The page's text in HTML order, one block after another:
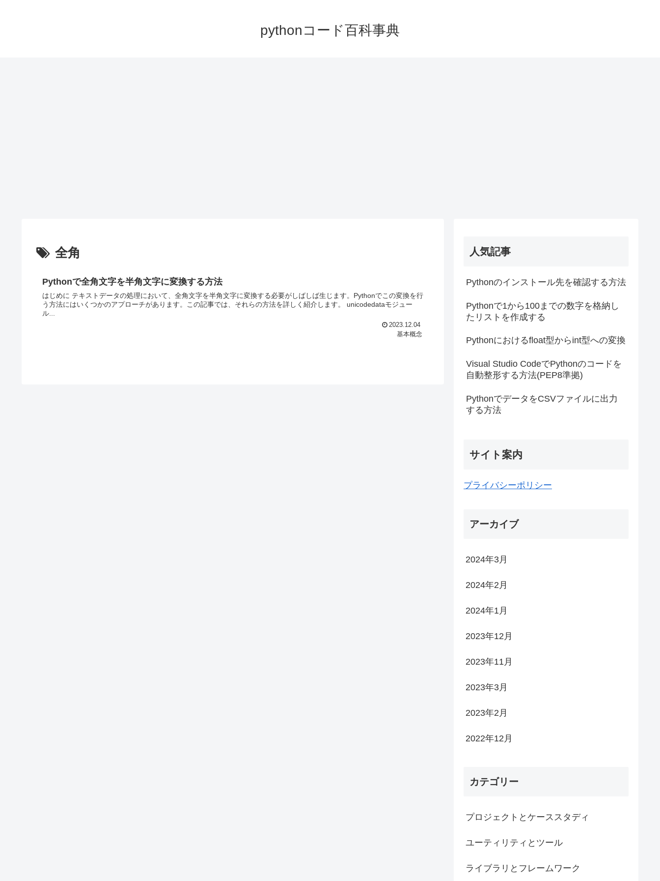
pythonコード百科事典
全角
Pythonで全角文字を半角文字に変換する方法
はじめに テキストデータの処理において、全角文字を半角文字に変換する必要がしばしば生じます。Pythonでこの変換を行
う方法にはいくつかのアプローチがあります。この記事では、それらの方法を詳しく紹介します。 unicodedataモジュー
ル...
2023.12.04
基本概念
人気記事
Pythonのインストール先を確認する方法
Pythonで1から100までの数字を格納し
たリストを作成する
Pythonにおけるfloat型からint型への変換
Visual Studio CodeでPythonのコードを
自動整形する方法(PEP8準拠)
PythonでデータをCSVファイルに出力
する方法
サイト案内
プライバシーポリシー
アーカイブ
2024年3月
2024年2月
2024年1月
2023年12月
2023年11月
2023年3月
2023年2月
2022年12月
カテゴリー
プロジェクトとケーススタディ
ユーティリティとツール
ライブラリとフレームワーク